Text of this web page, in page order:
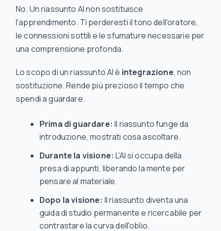
No. Un riassunto AI non sostituisce
l'apprendimento. Ti perderesti il tono dell'oratore,
le connessioni sottili e le sfumature necessarie per
una comprensione profonda.
Lo scopo di un riassunto AI è integrazione, non
sostituzione. Rende più prezioso il tempo che
spendi a guardare.
Prima di guardare: Il riassunto funge da
introduzione, mostrati cosa ascoltare.
Durante la visione: L'AI si occupa della
presa di appunti, liberando la mente per
pensareal materiale.
Dopo la visione: Il riassunto diventa una
guida di studio permanente e ricercabile per
contrastare la curva dell'oblio.